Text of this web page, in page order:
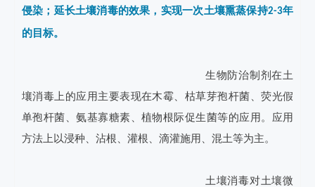
侵染；延长土壤消毒的效果，实现一次土壤熏蒸保持2-3年
的目标。
生物防治制剂在土
壤消毒上的应用主要表现在木霉、枯草芽孢杆菌、荧光假
单孢杆菌、氨基寡糖素、植物根际促生菌等的应用。应用
方法上以浸种、沾根、灌根、滴灌施用、混土等为主。
土壤消毒对土壤微